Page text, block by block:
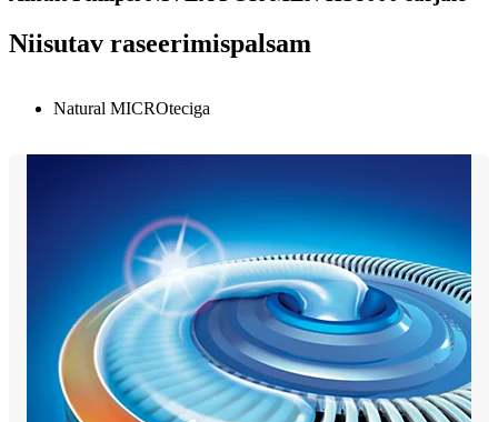
Niisutav raseerimispalsam
Natural MICROteciga